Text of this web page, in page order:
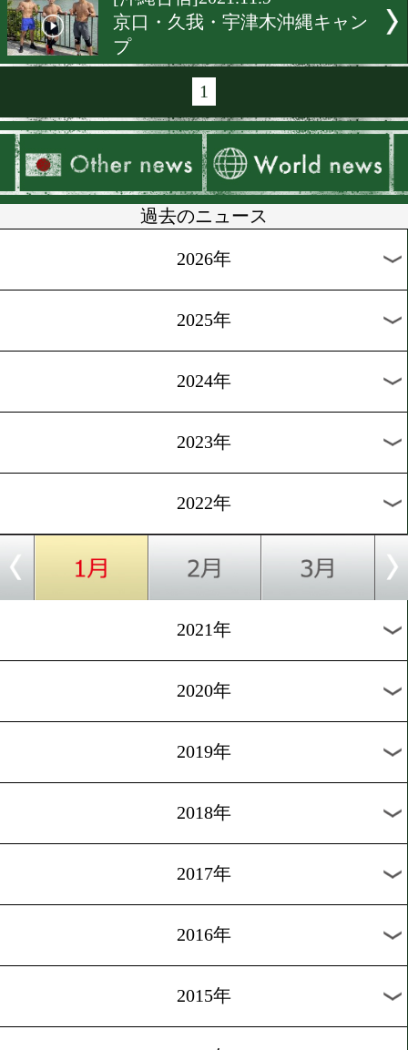
中谷潤人と勅使河原弘晶の
ーがすごい!
[帰国]2021.11.29
尾川堅一が帰国! V1戦は国
予定!
[米国情報]2021.11.24
尾川堅一がニューヨークで
練習
[合宿便り]2021.11.15
で下半身強化!
[沖縄合宿]2021.11.9
京口・久我・宇津木沖縄キ
プ
1
過去のニュース
2026年
2025年
2024年
2023年
2022年